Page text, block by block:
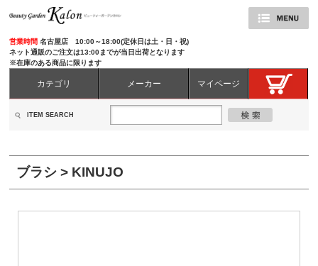
営業時間名古屋店 10:00～18:00(定休日は土・日・祝)
ネット通販のご注文は13:00までが当日出荷となります
※在庫のある商品に限ります
カテゴリ メーカー マイページ
ITEM SEARCH
ブラシ > KINUJO